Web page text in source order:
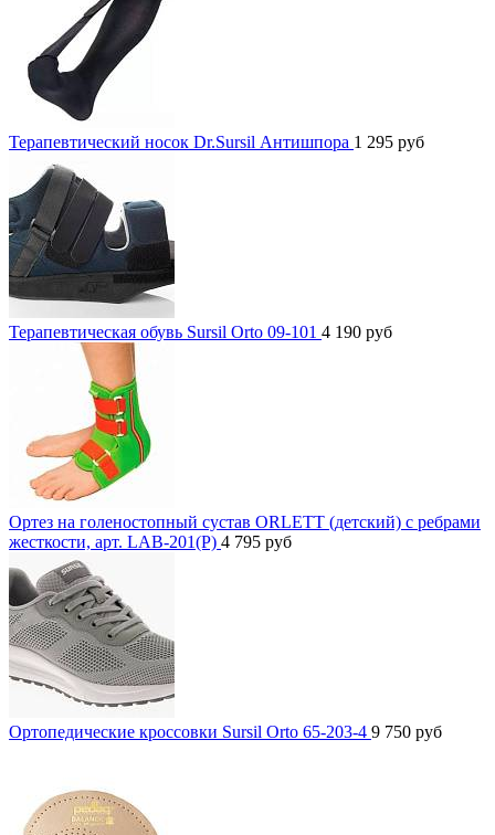
Терапевтический носок Dr.Sursil Антишпора 1 295 руб
Терапевтическая обувь Sursil Orto 09-101 4 190 руб
Ортез на голеностопный сустав ORLETT (детский) с ребрами
жесткости, арт. LAB-201(P) 4 795 руб
Ортопедические кроссовки Sursil Orto 65-203-4 9 750 руб